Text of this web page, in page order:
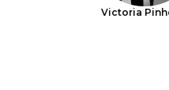
Victoria